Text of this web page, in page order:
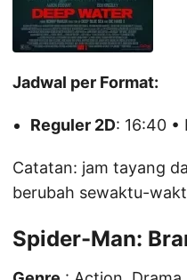
Jadwal per Format:
Reguler 2D: 16:40 •
Catatan: jam tayang
berubah sewaktu-
Spider-Man: